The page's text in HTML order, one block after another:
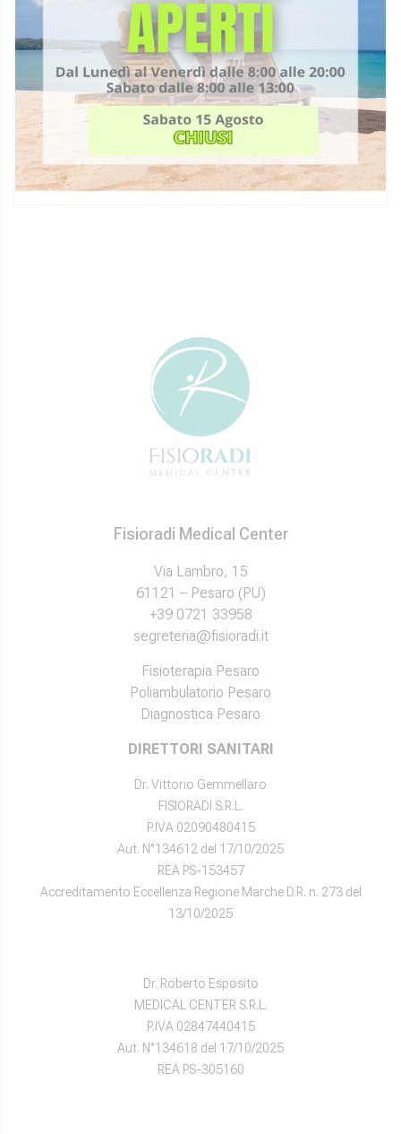
non invasivo che consente di avere una valutazione
computerizzata dell’appoggio plantare in posizione
statica (da fermi) e dinamica (in movimento). Le
acquisizioni sono precise, istantanee e ripetibili.
L’interpretazione dei parametri e delle immagini
consente di valutare il comportamento generale del
sistema posturale. Rilevare le proiezioni…
Fisioradi Medical Center
Via Lambro, 15
61121 – Pesaro (PU)
+39 0721 33958
segreteria@fisioradi.it
Fisioterapia Pesaro
Poliambulatorio Pesaro
Diagnostica Pesaro
DIRETTORI SANITARI
Dr. Vittorio Gemmellaro
FISIORADI S.R.L.
P.IVA 02090480415
Aut. N°134612 del 17/10/2025
REA PS-153457
Accreditamento Eccellenza Regione Marche D.R. n. 273 del
13/10/2025
Dr. Roberto Esposito
MEDICAL CENTER S.R.L.
P.IVA 02847440415
Aut. N°134618 del 17/10/2025
REA PS-305160